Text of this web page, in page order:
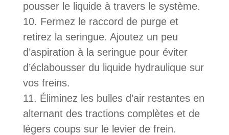
pousser le liquide à travers le système.
Fermez le raccord de purge et
retirez la seringue. Ajoutez un peu
d’aspiration à la seringue pour éviter
d’éclabousser du liquide hydraulique sur
vos freins.
Éliminez les bulles d’air restantes en
alternant des tractions complètes et de
légers coups sur le levier de frein.